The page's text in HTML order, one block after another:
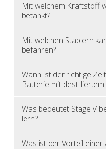
Mit wel­chem Kraft­stoff
be­tankt?
Mit wel­chen Stap­lern
be­fah­ren?
Wann ist der rich­ti­ge
Bat­te­rie mit
Was be­deu­tet Stage V
lern?
Was ist der Vor­teil einer